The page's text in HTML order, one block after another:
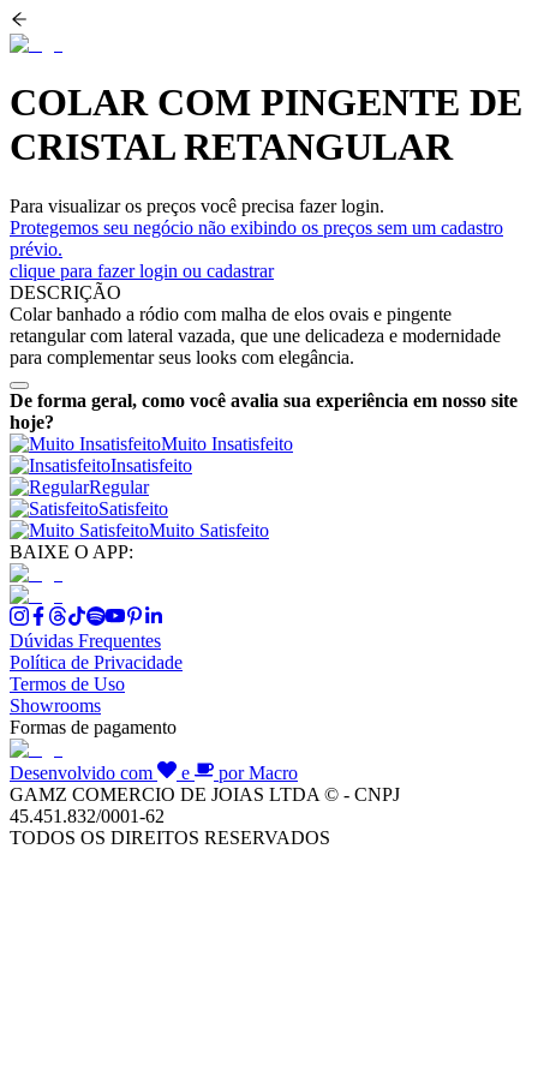
COLAR COM PINGENTE DE
CRISTAL RETANGULAR
Para visualizar os preços você precisa fazer login.
Protegemos seu negócio não exibindo os preços sem um cadastro
prévio.
clique para fazer login ou cadastrar
DESCRIÇÃO
Colar banhado a ródio com malha de elos ovais e pingente
retangular com lateral vazada, que une delicadeza e modernidade
para complementar seus looks com elegância.
De forma geral, como você avalia sua experiência em nosso site
hoje?
Muito Insatisfeito
Insatisfeito
Regular
Satisfeito
Muito Satisfeito
BAIXE O APP:
Dúvidas Frequentes
Política de Privacidade
Termos de Uso
Showrooms
Formas de pagamento
Desenvolvido com e
por Macro
GAMZ COMERCIO DE JOIAS LTDA © - CNPJ
45.451.832/0001-62
TODOS OS DIREITOS RESERVADOS